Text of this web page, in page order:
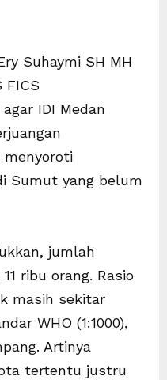
Suhaymi SH MH
FICS
IDI Medan
menyoroti
Sumut yang belum
jumlah
ribu orang. Rasio
masih sekitar
WHO (1:1000),
Artinya
tertentu justru